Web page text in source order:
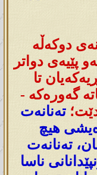
دوکەڵە
پێیەی دواتر
تا
گەورەکە -
تەنانەت
هیچ
تەنانەت
ناسا